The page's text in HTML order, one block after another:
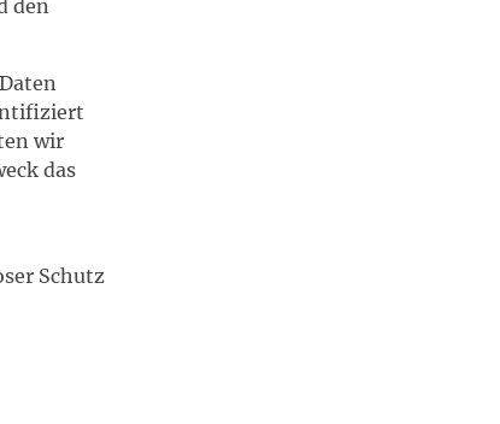
den
wir
das
Schutz